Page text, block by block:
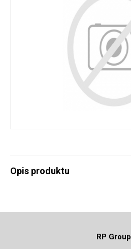
Opis produktu
RP Group